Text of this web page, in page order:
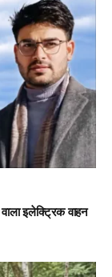
इलेक्ट्रिक वाहन